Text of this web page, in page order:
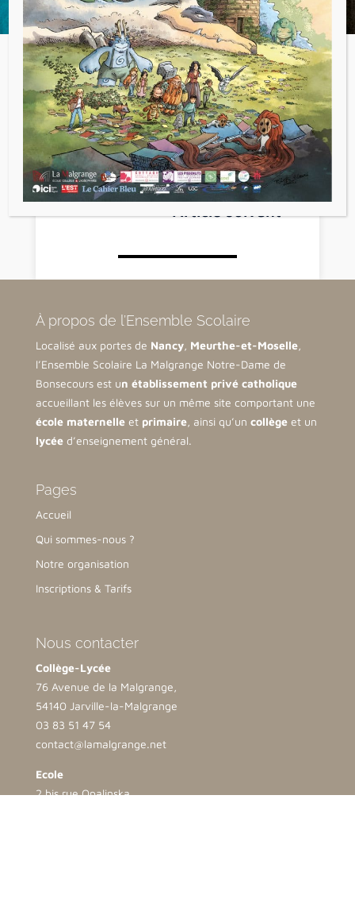
cette professionnelle.
Voir tous les articles
←Article précédent
À propos de l’Ensemble Scolaire
Localisé aux portes de Nancy, Meurthe-et-Moselle,
l’Ensemble Scolaire La Malgrange Notre-Dame de
Bonsecours est un établissement privé catholique
accueillant les élèves sur un même site comportant une
école maternelleet primaire, ainsi qu’un collègeet un
lycéed’enseignement général.
Pages
Accueil
Qui sommes-nous ?
Notre organisation
Inscriptions & Tarifs
Nous contacter
Collège-Lycée
76 Avenue de la Malgrange,
54140 Jarville-la-Malgrange
03 83 51 47 54
contact@lamalgrange.net
Ecole
2 bis rue Opalinska